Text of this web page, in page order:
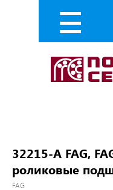
32215-A FAG,
роликовые
FAG